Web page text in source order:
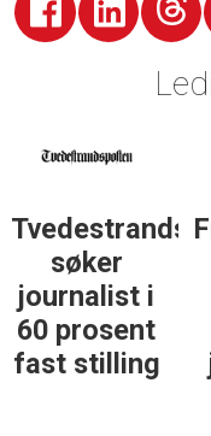
søker
journalist i
60 prosent
fast stilling